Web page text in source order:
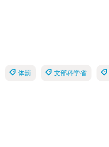
体罰 文部科学省